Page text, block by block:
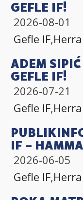
GEFLE IF!
2026-08-01
Gefle IF,
ADEM
GEFLE IF!
2026-07-21
Gefle IF,
IF –
2026-06-05
Gefle IF,